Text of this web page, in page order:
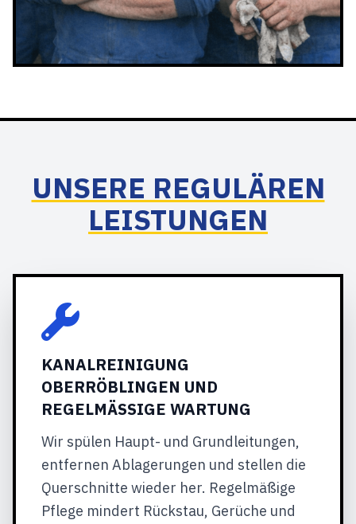
UNSERE REGULÄREN
LEISTUNGEN
KANALREINIGUNG
OBERRÖBLINGEN UND
REGELMÄSSIGE WARTUNG
Wir spülen Haupt- und Grundleitungen,
entfernen Ablagerungen und stellen die
Querschnitte wieder her. Regelmäßige
Pflege mindert Rückstau, Gerüche und